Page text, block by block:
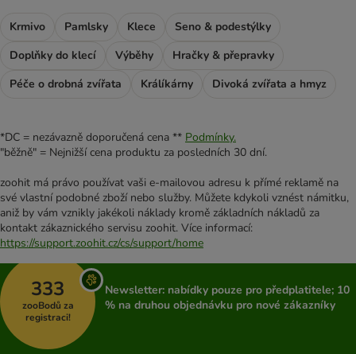
Krmivo Pamlsky Klece
Seno & podestýlky
Doplňky do klecí
Výběhy
Hračky & přepravky
Péče o drobná zvířata
Králíkárny Divoká zvířata a hmyz
*DC = nezávazně doporučená cena ** Podmínky.
"běžně" = Nejnižší cena produktu za posledních 30 dní.
zoohit má právo používat vaši e-mailovou adresu k přímé reklamě na
své vlastní podobné zboží nebo služby. Můžete kdykoli vznést námitku,
aniž by vám vznikly jakékoli náklady kromě základních nákladů za
kontakt zákaznického servisu zoohit. Více informací:
https://support.zoohit.cz/cs/support/home
333
zooBodů za
registraci!
Newsletter: nabídky pouze pro předplatitele; 10
% na druhou objednávku pro nové zákazníky